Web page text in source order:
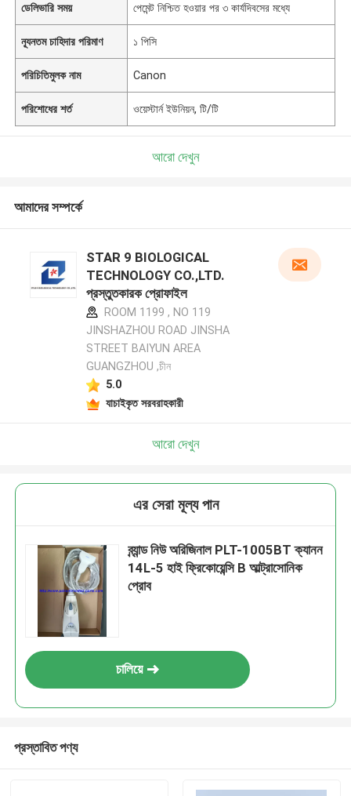
ডেলিভারি সময় পেমেন্ট নিশ্চিত হওয়ার পর ৩ কার্যদিবসের মধ্যে
ন্যূনতম চাহিদার পরিমাণ ১ পিসি
পরিচিতিমুলক নাম Canon
পরিশোধের শর্ত ওয়েস্টার্ন ইউনিয়ন, টি/টি
আরো দেখুন
আমাদের সম্পর্কে
STAR 9 BIOLOGICAL
TECHNOLOGY CO.,LTD.
প্রস্তুতকারক প্রোফাইল
ROOM 1199 , NO 119
JINSHAZHOU ROAD JINSHA
STREET BAIYUN AREA
GUANGZHOU ,চীন
5.0
যাচাইকৃত সরবরাহকারী
আরো দেখুন
এর সেরা মূল্য পান
ব্র্যান্ড নিউ অরিজিনাল PLT-1005BT ক্যানন
14L-5 হাই ফ্রিকোয়েন্সি B আল্ট্রাসোনিক
প্রোব
চালিয়ে
প্রস্তাবিত পণ্য